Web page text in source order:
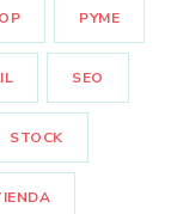
PYME
SEO
STOCK